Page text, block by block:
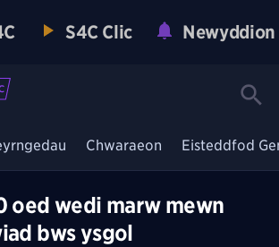
S4C Clic Newyddion
Chwaraeon Eisteddfod
oed wedi marw mewn
bws ysgol